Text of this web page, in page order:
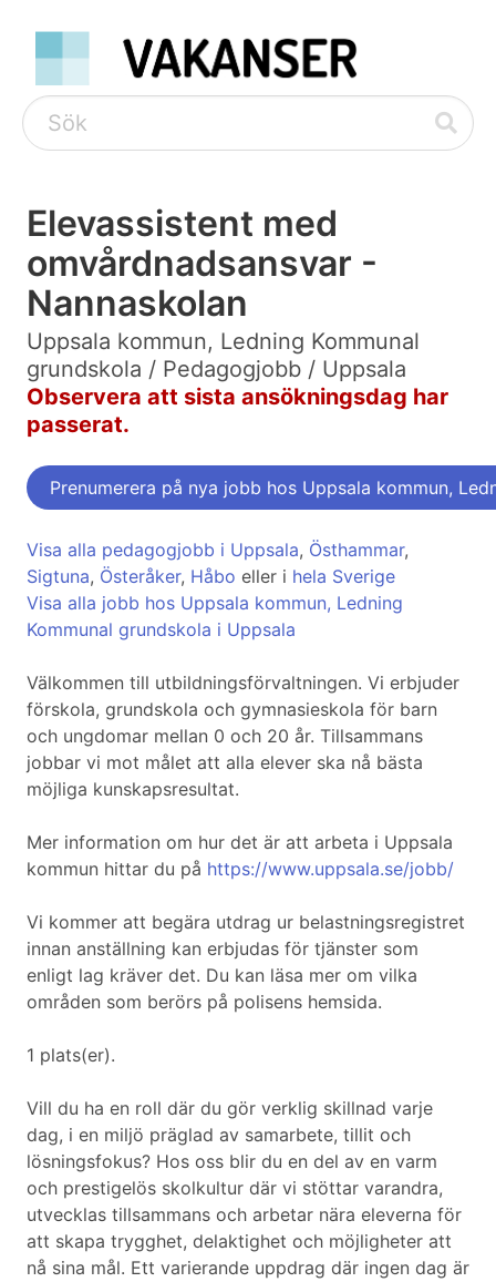
Elevassistent med
omvårdnadsansvar -
Nannaskolan
Uppsala kommun, Ledning Kommunal
grundskola / Pedagogjobb / Uppsala
Observera att sista ansökningsdag har
passerat.
Prenumerera på nya jobb hos Uppsala kommun,
Visa alla pedagogjobb i Uppsala, Östhammar,
Sigtuna, Österåker, Håbo eller i hela Sverige
Visa alla jobb hos Uppsala kommun, Ledning
Kommunal grundskola i Uppsala
Välkommen till utbildningsförvaltningen. Vi erbjuder
förskola, grundskola och gymnasieskola för barn
och ungdomar mellan 0 och 20 år. Tillsammans
jobbar vi mot målet att alla elever ska nå bästa
möjliga kunskapsresultat.
Mer information om hur det är att arbeta i Uppsala
kommun hittar du på https://www.uppsala.se/jobb/
Vi kommer att begära utdrag ur belastningsregistret
innan anställning kan erbjudas för tjänster som
enligt lag kräver det. Du kan läsa mer om vilka
områden som berörs på polisens hemsida.
1 plats(er).
Vill du ha en roll där du gör verklig skillnad varje
dag, i en miljö präglad av samarbete, tillit och
lösningsfokus? Hos oss blir du en del av en varm
och prestigelös skolkultur där vi stöttar varandra,
utvecklas tillsammans och arbetar nära eleverna för
att skapa trygghet, delaktighet och möjligheter att
nå sina mål. Ett varierande uppdrag där ingen dag är